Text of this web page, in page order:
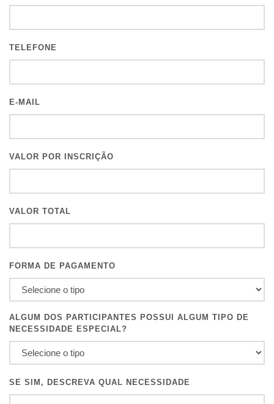
TELEFONE
E-MAIL
VALOR POR INSCRIÇÃO
VALOR TOTAL
FORMA DE PAGAMENTO
ALGUM DOS PARTICIPANTES POSSUI ALGUM TIPO DE
NECESSIDADE ESPECIAL?
SE SIM, DESCREVA QUAL NECESSIDADE